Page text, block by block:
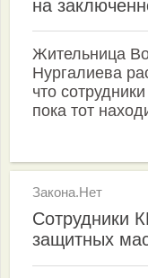
на
Жительница
Нургалиева
что
пока тот
Закона.Нет
Сотрудники
защитных